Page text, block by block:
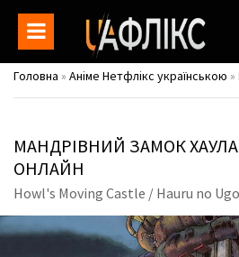
Головна » Аніме Нетфлікс українською »
МАНДРІВНИЙ ЗАМОК
ОНЛАЙН
Howl's Moving Castle / Hauru no